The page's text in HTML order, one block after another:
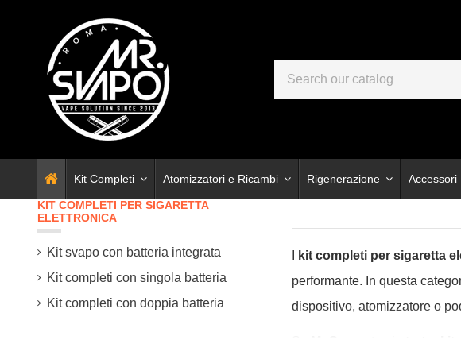
Kit Completi Atomizzatori e Ricambi Rigenerazione Accessori
kit completi per sigaretta
performante. In questa
dispositivo, atomizzatore o
KIT COMPLETI PER SIGARETTA
ELETTRONICA
Kit svapo con batteria integrata
Kit completi con singola batteria
Kit completi con doppia batteria